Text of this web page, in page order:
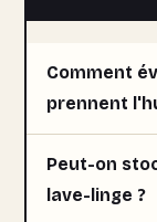
Comment
prennent
Peut-on
lave-linge ?